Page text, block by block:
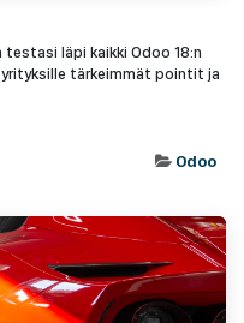
läpi kaikki Odoo 18:n
tärkeimmät pointit ja
Odoo